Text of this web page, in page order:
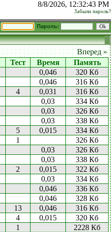
8/8/2026, 12:32:43 PM
Забыли пароль?
Пароль:
Вперед »
Тест Время
Память
0,046
320 Кб
0,046
316 Кб
4 0,031
316 Кб
0,03
334 Кб
0,03
326 Кб
0,03
338 Кб
5 0,015
334 Кб
1
326 Кб
0,03
326 Кб
0,03
338 Кб
2 0,015
322 Кб
0,03
334 Кб
0,046
336 Кб
0,046
328 Кб
13 0,046
316 Кб
4 0,015
320 Кб
1
2228 Кб